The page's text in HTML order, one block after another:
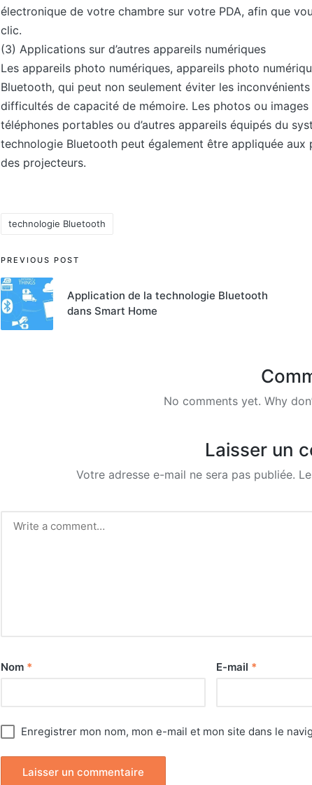
électronique de votre chambre sur votre PDA, afin que
clic.
(3) Applications sur d’autres appareils numériques
Les appareils photo numériques, appareils photo
Bluetooth, qui peut non seulement éviter les
difficultés de capacité de mémoire. Les photos ou
téléphones portables ou d’autres appareils équipés du
technologie Bluetooth peut également être appliquée
des projecteurs.
Tags:
technologie Bluetooth
Post
navigation
PREVIOUS POST
Application de la technologie Bluetooth
dans Smart Home
No comments yet. Why
Laisser un
Votre adresse e-mail ne sera pas publiée.
Nom * E-mail *
Enregistrer mon nom, mon e-mail et mon site dans le